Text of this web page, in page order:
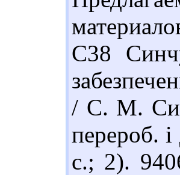
С38
/ С. М.
перероб.
с.; 2).